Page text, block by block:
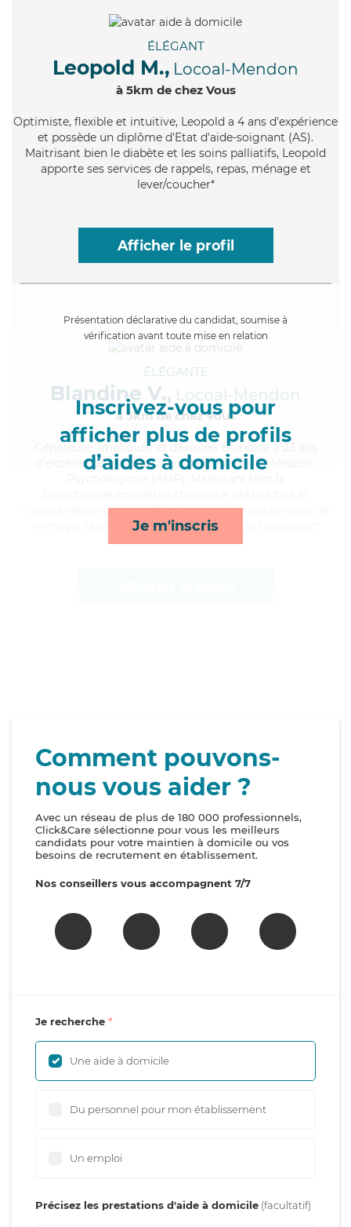
ÉLÉGANT
Leopold M., Locoal-Mendon
à 5km de chez Vous
Optimiste, flexible et intuitive, Leopold a 4 ans d'expérience
et possède un diplôme d'Etat d'aide-soignant (AS).
Maitrisant bien le diabète et les soins palliatifs, Leopold
apporte ses services de rappels, repas, ménage et
lever/coucher*
Afficher le profil
Présentation déclarative du candidat, soumise à
vérification avant toute mise en relation
Inscrivez-vous pour
afficher plus de profils
d’aides à domicile
Je m'inscris
ÉLÉGANTE
Blandine V., Locoal-Mendon
à 5km de chez Vous
, impliquée et dévouée, Blandine a 23 ans
d'expérience et possède un diplôme d'Aide Médico-
l'incontinence urinaire, Blandine apporte ses services de
ménage, rappels, lever/coucher et lessive/repassage*
Comment pouvons-
nous vous aider ?
Avec un réseau de plus de 180 000 professionnels,
Click&Care sélectionne pour vous les meilleurs
candidats pour votre maintien à domicile ou vos
besoins de recrutement en établissement.
Nos conseillers vous accompagnent 7/7
Je recherche
Une aide à domicile
Du personnel pour mon établissement
Un emploi
Précisez les prestations d'aide à domicile